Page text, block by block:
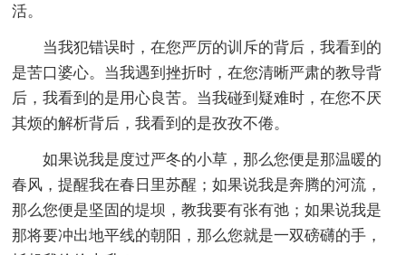
活。
当我犯错误时，在您严厉的训斥的背后，我看到的
是苦口婆心。当我遇到挫折时，在您清晰严肃的教导背
后，我看到的是用心良苦。当我碰到疑难时，在您不厌
其烦的解析背后，我看到的是孜孜不倦。
如果说我是度过严冬的小草，那么您便是那温暖的
春风，提醒我在春日里苏醒；如果说我是奔腾的河流，
那么您便是坚固的堤坝，教我要有张有弛；如果说我是
那将要冲出地平线的朝阳，那么您就是一双磅礴的手，